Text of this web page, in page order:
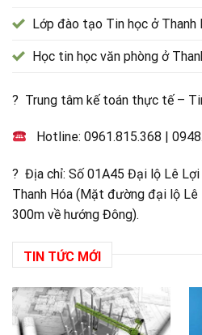
Lớp đào tạo Tin học ở Thanh
Học tin học văn phòng ở
? Trung tâm kế toán thực tế –
Hotline:0961.815.368 |
? Địa chỉ: Số 01A45 Đại lộ Lê
Thanh Hóa (Mặt đường đại lộ
300m về hướng Đông).
TIN TỨC MỚI